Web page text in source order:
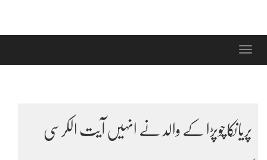
Toggle
پریانکاچوپڑا کے والد نے انہیں آیت الکرسی